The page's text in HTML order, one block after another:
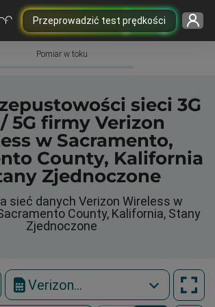
Przeprowadzić test prędkości
Pomiar w toku
sieci 3G
5G firmy Verizon
w Sacramento,
County, Kalifornia
Zjednoczone
sieć danych Verizon Wireless w
County, Kalifornia, Stany
Zjednoczone
Verizon Wireless